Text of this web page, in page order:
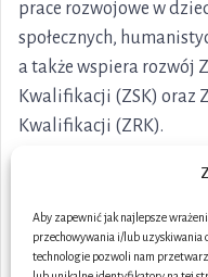
Aby zapewnić jak najlepsze
przechowywania i/lub uzyskiwania
technologie pozwoli nam
prace rozwojowe w
społecznych,
a także wspiera rozwój
Kwalifikacji (ZSK) oraz
Kwalifikacji (ZRK).